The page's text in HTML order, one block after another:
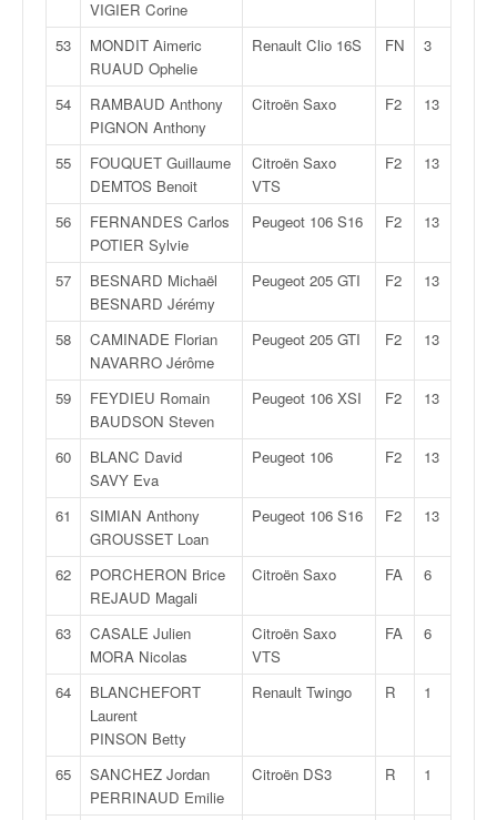
VIGIER Corine
53
MONDIT Aimeric
RUAUD Ophelie
Renault Clio 16S FN 3
54
RAMBAUD Anthony
PIGNON Anthony
Citroën Saxo F2 13
55
FOUQUET Guillaume
DEMTOS Benoit
Citroën Saxo
VTS
F2 13
56
FERNANDES Carlos
POTIER Sylvie
Peugeot 106 S16 F2 13
57
BESNARD Michaël
BESNARD Jérémy
Peugeot 205 GTI F2 13
58
CAMINADE Florian
NAVARRO Jérôme
Peugeot 205 GTI F2 13
59
FEYDIEU Romain
BAUDSON Steven
Peugeot 106 XSI F2 13
60
BLANC David
SAVY Eva
Peugeot 106 F2 13
61
SIMIAN Anthony
GROUSSET Loan
Peugeot 106 S16 F2 13
62
PORCHERON Brice
REJAUD Magali
Citroën Saxo FA 6
63
CASALE Julien
MORA Nicolas
Citroën Saxo
VTS
FA 6
64
BLANCHEFORT
Laurent
PINSON Betty
Renault Twingo R 1
65
SANCHEZ Jordan
PERRINAUD Emilie
Citroën DS3 R 1